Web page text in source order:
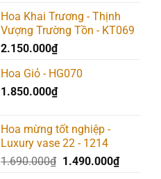
Hoa Khai Trương - Thịnh
Vượng Trường Tồn - KT069
2.150.000₫
Hoa Giỏ - HG070
1.850.000₫
Hoa mừng tốt nghiệp -
Luxury vase 22 - 1214
1.690.000₫ Giá
1.490.000₫Giá